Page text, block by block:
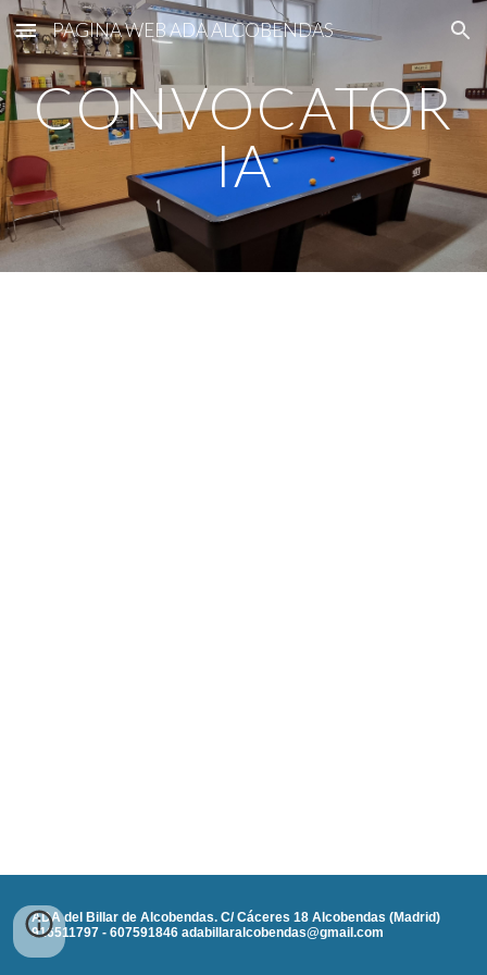
Skip to main content Skip to navigation
PAGINA WEB ADA ALCOBENDAS
CONVOCATOR
IA
ADA del Billar de Alcobendas. C/ Cáceres 18 Alcobendas (Madrid)
916511797 - 607591846 adabillaralcobendas@gmail.com